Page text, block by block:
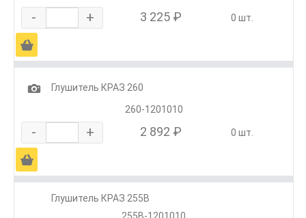
- + 3 225 ₽ 0 шт.
Ä
1
Глушитель КРАЗ 260
260-1201010
- + 2 892 ₽ 0 шт.
Ä
Глушитель КРАЗ 255В